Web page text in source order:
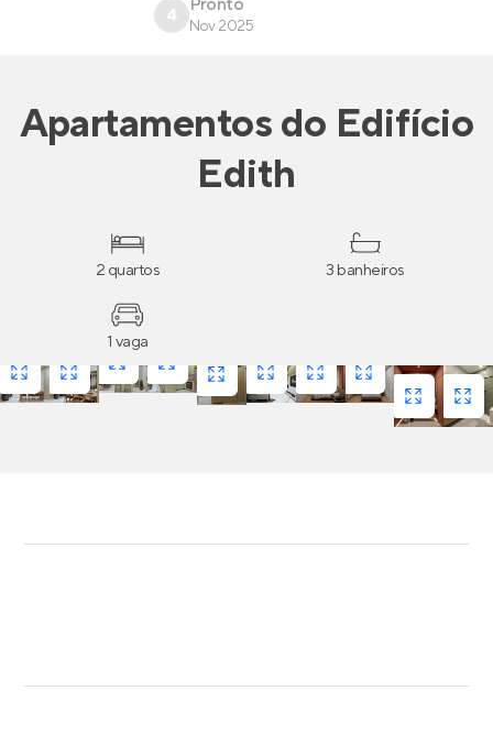
4 Pronto
Nov 2025
Apartamentosdo Edifício
Edith
2 quartos 3 banheiros
1 vaga